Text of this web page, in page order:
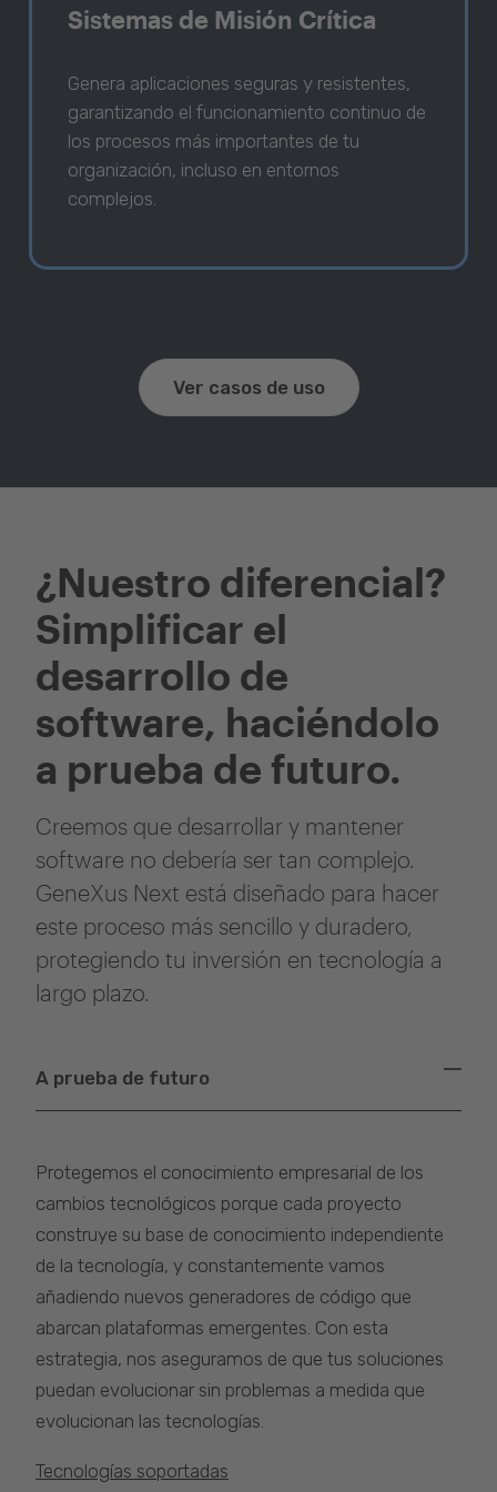
Sistemas de Misión Crítica
Genera aplicaciones seguras y resistentes,
garantizando el funcionamiento continuo de
los procesos más importantes de tu
organización, incluso en entornos
complejos.
Ver casos de uso
¿Nuestro diferencial?
Simplificar el
desarrollo de
software, haciéndolo
a prueba de futuro.
Creemos que desarrollar y mantener
software no debería ser tan complejo.
GeneXus Next está diseñado para hacer
este proceso más sencillo y duradero,
protegiendo tu inversión en tecnología a
largo plazo.
A prueba de futuro
Protegemos el conocimiento empresarial de los
cambios tecnológicos porque cada proyecto
construye su base de conocimiento independiente
de la tecnología, y constantemente vamos
añadiendo nuevos generadores de código que
abarcan plataformas emergentes. Con esta
estrategia, nos aseguramos de que tus soluciones
puedan evolucionar sin problemas a medida que
evolucionan las tecnologías.
Tecnologías soportadas